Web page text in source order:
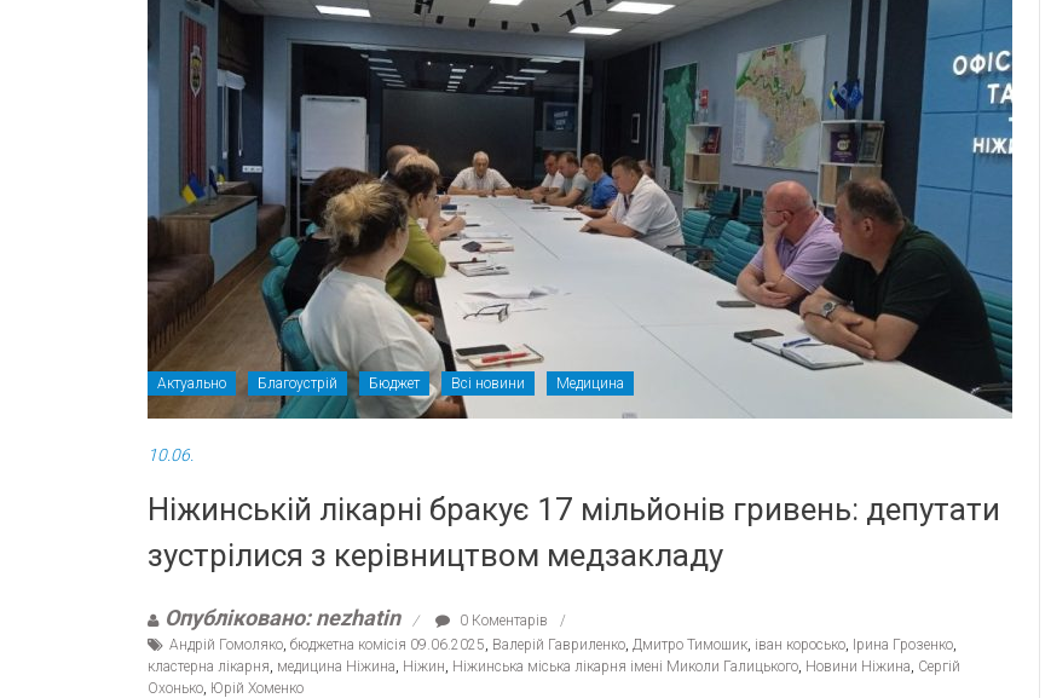
Актуально Благоустрій Бюджет Всі новини Медицина
10.06.
Ніжинській лікарні бракує 17 мільйонів гривень: депутати
зустрілися з керівництвом медзакладу
Опубліковано: nezhatin
0 Коментарів
Андрій Гомоляко бюджетна комісія 09.06.2025 Валерій Гавриленко Дмитро Тимошик іван коросько Ірина Грозенко
кластерна лікарня медицина Ніжина Ніжин Ніжинська міська лікарня імені Миколи Галицького Новини Ніжина Сергій
Охонько Юрій Хоменко